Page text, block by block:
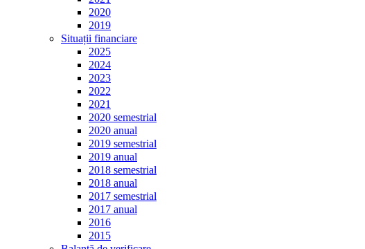
2020
2019
Situații financiare
2025
2024
2023
2022
2021
2020 semestrial
2020 anual
2019 semestrial
2019 anual
2018 semestrial
2018 anual
2017 semestrial
2017 anual
2016
2015